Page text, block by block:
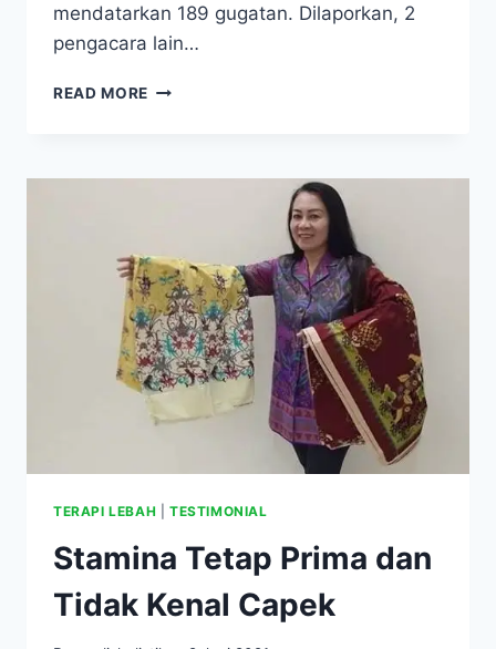
mendatarkan 189 gugatan. Dilaporkan, 2
pengacara lain…
READ MORE 700
AS
TERAPI LEBAH TESTIMONIAL
Stamina Tetap Prima dan
Tidak Kenal Capek